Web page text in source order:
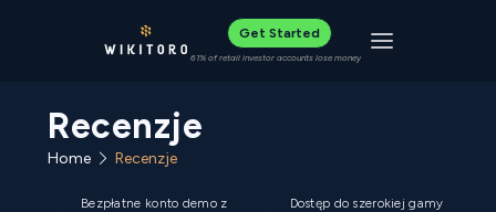
Get Started
61% of retail investor accounts lose money Toggle
Recenzje
Home Recenzje
Bezpłatne konto demo z
Dostęp do szerokiej gamy